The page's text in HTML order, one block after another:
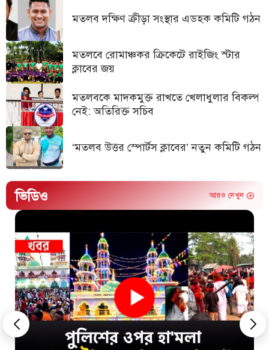
মতলব দক্ষিণ ক্রীড়া সংস্থার এডহক কমিটি গঠন
মতলবে রোমাঞ্চকর ক্রিকেটে রাইজিং স্টার
ক্লাবের জয়
মতলবকে মাদকমুক্ত রাখতে খেলাধুলার বিকল্প
নেই: অতিরিক্ত সচিব
‘মতলব উত্তর স্পোর্টস ক্লাবের’ নতুন কমিটি গঠন
ভিডিও আরও দেখুন